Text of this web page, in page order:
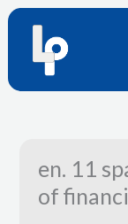
contenido
en. 11
of